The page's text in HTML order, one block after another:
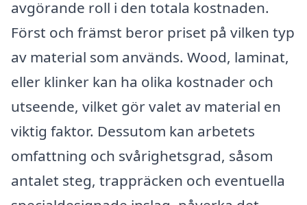
avgörande roll i den totala kostnaden.
Först och främst beror priset på vilken typ
av material som används. Wood, laminat,
eller klinker kan ha olika kostnader och
utseende, vilket gör valet av material en
viktig faktor. Dessutom kan arbetets
omfattning och svårighetsgrad, såsom
antalet steg, trappräcken och eventuella